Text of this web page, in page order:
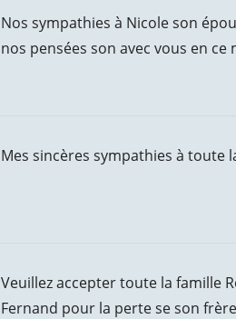
Nos sympathies à Nicole son
nos pensées son avec vous en
Mes sincères sympathies à toute
Veuillez accepter toute la famille
Fernand pour la perte se son